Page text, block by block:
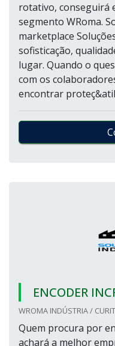
rotativo, conseguirá
segmento WRoma.
marketplace
sofisticação,
lugar. Quando o
com os
encontrar
ENCODER
WROMA INDÚSTRIA /
Quem procura por
achará a melhor